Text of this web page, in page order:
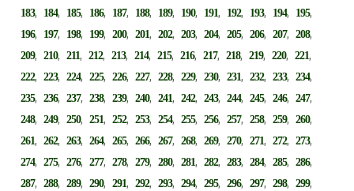
183, 184, 185, 186, 187, 188, 189, 190, 191, 192, 193, 194, 195,
196, 197, 198, 199,200,201,202,203,204,205,206,207,208,
209,210,211,212,213,214,215,216,217,218,219,220,221,
222,223,224,225,226,227,228,229,230,231,232,233,234,
235,236,237,238,239,240,241,242,243,244,245,246,247,
248,249,250,251,252,253,254,255,256,257,258,259,260,
261,262,263,264,265,266,267,268,269,270,271,272,273,
274,275,276,277,278,279,280,281,282,283,284,285,286,
287,288,289,290,291,292,293,294,295,296,297,298,299,